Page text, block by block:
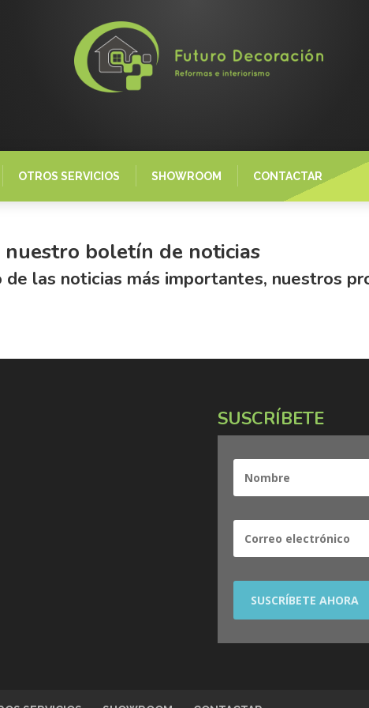
OTROS SERVICIOS SHOWROOM CONTACTAR
boletín de noticias
las noticias más importantes, nuestros
SUSCRÍBETE